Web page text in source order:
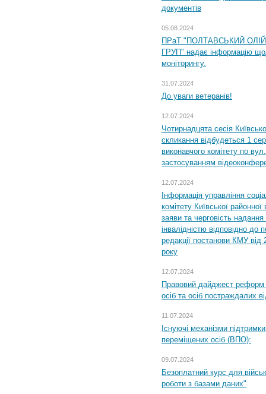
документів
05.08.2024
ПРаТ "ПОЛТАВСЬКИЙ
ГРУП" надає інформацію
моніторингу.
31.07.2024
До уваги ветеранів!
12.07.2024
Чотирнадцята сесія
скликання відбудеться 1
виконавчого комітету по
застосуванням
12.07.2024
Інформація управління
комітету Київської
заяви та черговість надання
інвалідністю відповідно
редакції постанови КМУ
року
12.07.2024
Правовий дайджест реформ
осіб та осіб постраждалих
11.07.2024
Існуючі механізми
переміщених осіб (ВПО):
09.07.2024
Безоплатний курс для
роботи з базами даних"